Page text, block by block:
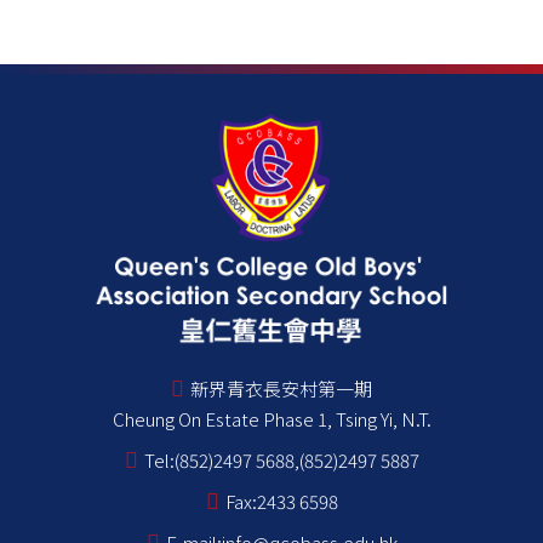
新界青衣長安村第一期
Cheung On Estate Phase 1, Tsing Yi, N.T.
Tel:(852)2497 5688,(852)2497 5887
Fax:2433 6598